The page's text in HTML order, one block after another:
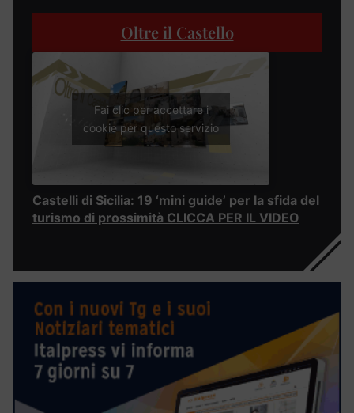
Oltre il Castello
Fai clic per accettare i
cookie per questo servizio
Castelli di Sicilia: 19 ‘mini guide’ per la sfida del
turismo di prossimità CLICCA PER IL VIDEO